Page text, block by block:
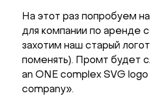
На этот раз попробуем
для компании по аренде
захотим наш старый
поменять). Промт будет
an ONE complex SVG
company».